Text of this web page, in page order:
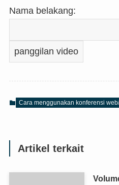
Nama belakang:
Cara menggunakan konferensi
Artikel terkait